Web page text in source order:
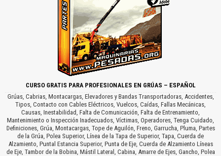
CURSO GRATIS PARA PROFESIONALES EN GRÚAS – ESPAÑOL
Grúas, Cabrias, Montacargas, Elevadores y Bandas Transportadoras, Accidentes,
Tipos, Contacto con Cables Eléctricos, Vuelcos, Caídas, Fallas Mecánicas,
Causas, Inestabilidad, Falta de Comunicación, Falta de Entrenamiento,
Mantenimiento o Inspección Inadecuados, Víctimas, Operadores, Tenga Cuidado,
Definiciones, Grúa, Montacargas, Tope de Aguilón, Freno, Garrucha, Pluma, Partes
de la Grúa, Polea Superior, Línea de la Tapa de Superior, Tapa, Cuerda de
Alzamiento, Puntal Estancia Superior, Punta de Eje, Cuerda de Alzamiento Líneas
de Eje, Tambor de la Bobina, Mástil Lateral, Cabina, Amarre de Ejes, Gancho, Polea